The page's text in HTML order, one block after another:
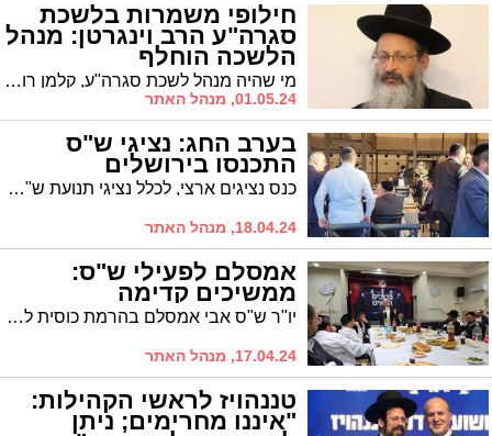
חילופי משמרות בלשכת
סגרה"ע הרב וינגרטן: מנהל
הלשכה הוחלף
מי שהיה מנהל לשכת סגרה"ע, קלמן רוזנבוים, סיים את תפקידו. המשמר הנכנס: אהרן הורונציק. והדרמה הקטנה שהתחוללה מאחורי המינוי
01.05.24, מנהל האתר
בערב החג: נציגי ש"ס
התכנסו בירושלים
כנס נציגים ארצי, לכלל נציגי תנועת ש"ס הארצית, נערך בירושלים, במעמד מרנן ורבנן הגר"מ מאיה והגר"א סאלים חברי מועצת חכמי התורה
18.04.24, מנהל האתר
אמסלם לפעילי ש"ס:
ממשיכים קדימה
יו"ר ש"ס אבי אמסלם בהרמת כוסית לפעילי התנועה: "תודה לכם, ממשיכים קדימה בכל הכח"
17.04.24, מנהל האתר
טננהויז לראשי הקהילות:
"איננו מחרימים; ניתן